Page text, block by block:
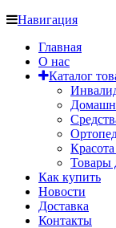
Навигация
Главная
О нас
Каталог
Товары
Как купить
Новости
Доставка
Контакты